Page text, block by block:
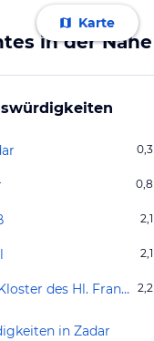
Karte
in der Nähe
0,3
0,8
2,1
2,1
Kirche und Kloster des Hl. Franziskus 2,2
in Zadar